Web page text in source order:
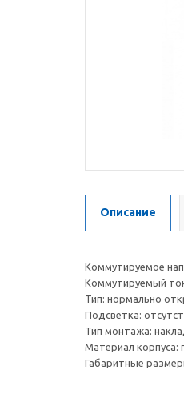
Описание
Коммутируемое
Коммутируемый
Тип: нормально
Подсветка:
Тип монтажа:
Материал корпуса:
Габаритные